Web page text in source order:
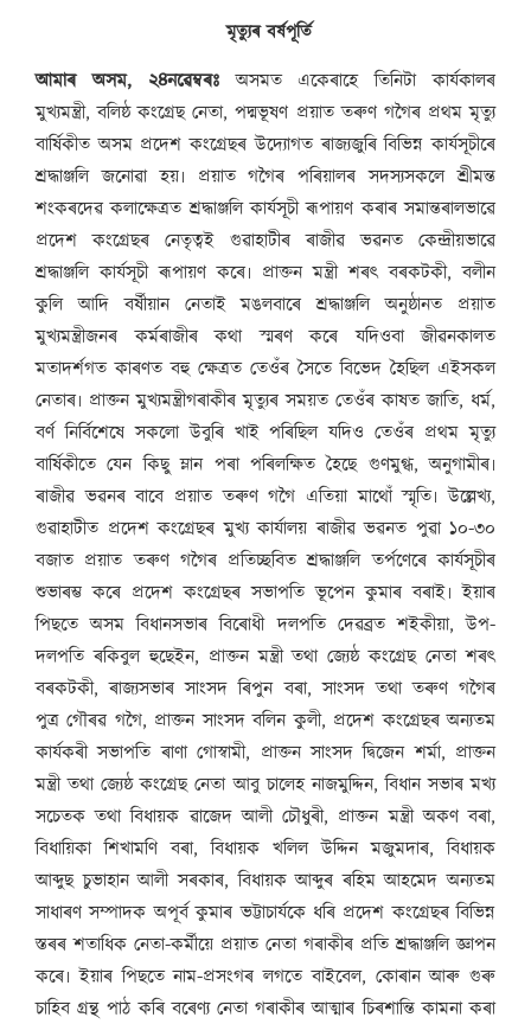
মৃত্যুৰ বৰ্ষপূৰ্তি
আমাৰ অসম, ২৪নৱেম্বৰঃঅসমত একেৰাহে তিনিটা কাৰ্যকালৰ
মুখ্যমন্ত্ৰী, বলিষ্ঠ কংগ্ৰেছ নেতা, পদ্মভূষণ প্ৰয়াত তৰুণ গগৈৰ প্ৰথম মৃত্যু
বাৰ্ষিকীত অসম প্ৰদেশ কংগ্ৰেছৰ উদ্যোগত ৰাজ্যজুৰি বিভিন্ন কাৰ্যসূচীৰে
শ্ৰদ্ধাঞ্জলি জনোৱা হয়৷ প্ৰয়াত গগৈৰ পৰিয়ালৰ সদস্যসকলে শ্ৰীমন্ত
শংকৰদেৱ কলাক্ষেত্ৰত শ্ৰদ্ধাঞ্জলি কাৰ্যসূচী ৰূপায়ণ কৰাৰ সমান্তৰালভাৱে
প্ৰদেশ কংগ্ৰেছৰ নেতৃত্বই গুৱাহাটীৰ ৰাজীৱ ভৱনত কেন্দ্ৰীয়ভাৱে
শ্ৰদ্ধাঞ্জলি কাৰ্যসূচী ৰূপায়ণ কৰে৷ প্ৰাক্তন মন্ত্ৰী শৰৎ বৰকটকী, বলীন
কুলি আদি বৰ্ষীয়ান নেতাই মঙলবাৰে শ্ৰদ্ধাঞ্জলি অনুষ্ঠানত প্ৰয়াত
মুখ্যমন্ত্ৰীজনৰ কৰ্মৰাজীৰ কথা স্মৰণ কৰে যদিওবা জীৱনকালত
মতাদৰ্শগত কাৰণত বহু ক্ষেত্ৰত তেওঁৰ সৈতে বিভেদ হৈছিল এইসকল
নেতাৰ৷ প্ৰাক্তন মুখ্যমন্ত্ৰীগৰাকীৰ মৃত্যুৰ সময়ত তেওঁৰ কাষত জাতি, ধৰ্ম,
বৰ্ণ নিৰ্বিশেষে সকলো উবুৰি খাই পৰিছিল যদিও তেওঁৰ প্ৰথম মৃত্যু
বাৰ্ষিকীতে যেন কিছু ম্লান পৰা পৰিলক্ষিত হৈছে গুণমুগ্ধ, অনুগামীৰ৷
ৰাজীৱ ভৱনৰ বাবে প্ৰয়াত তৰুণ গগৈ এতিয়া মাথোঁ স্মৃতি৷ উল্লেখ্য,
গুৱাহাটীত প্ৰদেশ কংগ্ৰেছৰ মুখ্য কাৰ্যালয় ৰাজীৱ ভৱনত পুৱা ১০-৩০
বজাত প্ৰয়াত তৰুণ গগৈৰ প্ৰতিচ্ছবিত শ্ৰদ্ধাঞ্জলি তৰ্পণেৰে কাৰ্যসূচীৰ
শুভাৰম্ভ কৰে প্ৰদেশ কংগ্ৰেছৰ সভাপতি ভূপেন কুমাৰ বৰাই৷ ইয়াৰ
পিছতে অসম বিধানসভাৰ বিৰোধী দলপতি দেৱব্ৰত শইকীয়া, উপ-
দলপতি ৰকিবুল হুছেইন, প্ৰাক্তন মন্ত্ৰী তথা জ্যেষ্ঠ কংগ্ৰেছ নেতা শৰৎ
বৰকটকী, ৰাজ্যসভাৰ সাংসদ ৰিপুন বৰা, সাংসদ তথা তৰুণ গগৈৰ
পুত্ৰ গৌৰৱ গগৈ, প্ৰাক্তন সাংসদ বলিন কুলী, প্ৰদেশ কংগ্ৰেছৰ অন্যতম
কাৰ্যকৰী সভাপতি ৰাণা গোস্বামী, প্ৰাক্তন সাংসদ দ্বিজেন শৰ্মা, প্ৰাক্তন
মন্ত্ৰী তথা জ্যেষ্ঠ কংগ্ৰেছ নেতা আবু চালেহ নাজমুদ্দিন, বিধান সভাৰ মখ্য
সচেতক তথা বিধায়ক ৱাজেদ আলী চৌধুৰী, প্ৰাক্তন মন্ত্ৰী অকণ বৰা,
বিধায়িকা শিখামণি বৰা, বিধায়ক খলিল উদ্দিন মজুমদাৰ, বিধায়ক
আব্দুছ চুভাহান আলী সৰকাৰ, বিধায়ক আব্দুৰ ৰহিম আহমেদ অন্যতম
সাধাৰণ সম্পাদক অপূৰ্ব কুমাৰ ভট্টাচাৰ্যকে ধৰি প্ৰদেশ কংগ্ৰেছৰ বিভিন্ন
স্তৰৰ শতাধিক নেতা-কৰ্মীয়ে প্ৰয়াত নেতা গৰাকীৰ প্ৰতি শ্ৰদ্ধাঞ্জলি জ্ঞাপন
কৰে৷ ইয়াৰ পিছতে নাম-প্ৰসংগৰ লগতে বাইবেল, কোৰান আৰু গুৰু
চাহিব গ্ৰন্থ পাঠ কৰি বৰেণ্য নেতা গৰাকীৰ আত্মাৰ চিৰশান্তি কামনা কৰা